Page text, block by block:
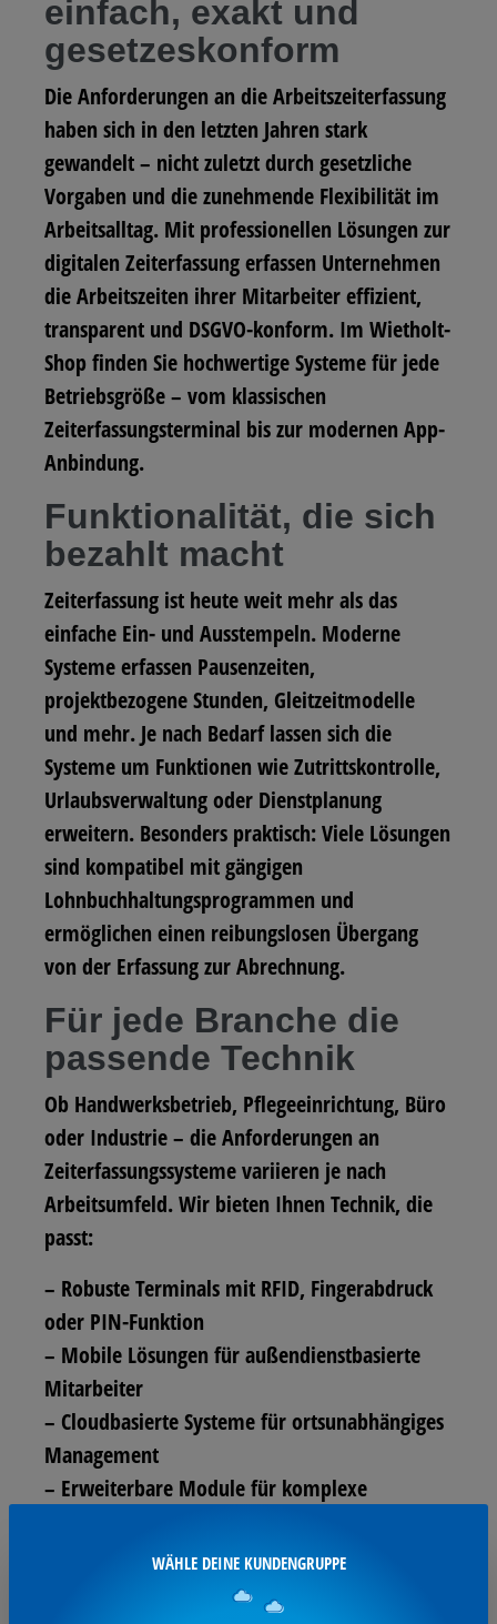
einfach, exakt und
gesetzeskonform
Die Anforderungen an die Arbeitszeiterfassung
haben sich in den letzten Jahren stark
gewandelt – nicht zuletzt durch gesetzliche
Vorgaben und die zunehmende Flexibilität im
Arbeitsalltag. Mit professionellen Lösungen zur
digitalen Zeiterfassungerfassen Unternehmen
die Arbeitszeiten ihrer Mitarbeiter effizient,
transparent und DSGVO-konform. Im Wietholt-
Shopfinden Sie hochwertige Systeme für jede
Betriebsgröße – vom klassischen
Zeiterfassungsterminal bis zur modernen App-
Anbindung.
Funktionalität, die sich
bezahlt macht
Zeiterfassung ist heute weit mehr als das
einfache Ein- und Ausstempeln. Moderne
Systeme erfassen Pausenzeiten,
projektbezogene Stunden, Gleitzeitmodelle
und mehr. Je nach Bedarf lassen sich die
Systeme um Funktionen wie Zutrittskontrolle,
Urlaubsverwaltung oder Dienstplanung
erweitern. Besonders praktisch: Viele Lösungen
sind kompatibel mit gängigen
Lohnbuchhaltungsprogrammen und
ermöglichen einen reibungslosen Übergang
von der Erfassung zur Abrechnung.
Für jede Branche die
passende Technik
Ob Handwerksbetrieb, Pflegeeinrichtung, Büro
oder Industrie – die Anforderungen an
Zeiterfassungssysteme variieren je nach
Arbeitsumfeld. Wir bieten Ihnen Technik, die
passt:
– Robuste Terminals mit RFID, Fingerabdruck
oder PIN-Funktion
– Mobile Lösungen für außendienstbasierte
Mitarbeiter
– Cloudbasierte Systeme für ortsunabhängiges
Management
– Erweiterbare Module für komplexe
Auch in Kombination mitHaustechnik
Zeiterfassungssysteme einen echten Mehrwert
WÄHLE DEINE KUNDENGRUPPE